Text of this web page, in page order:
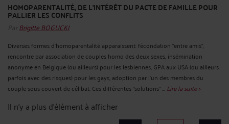
HOMOPARENTALITÉ, DE L'INTÉRÊT DU PACTE DE FAMILLE POUR
PALLIER LES CONFLITS
Par Brigitte BOGUCKI
Diverses formes d'homoparentalité apparaissent: fécondation "entre amis",
rencontre par association de couples homo des deux sexes, insémination
anonyme en Belgique (ou ailleurs) pour les lesbiennes, GPA aux USA (ou ailleurs
parfois avec des risques) pour les gays, adoption par l'un des membres du
couple sous couvert de célibat. Ces différentes "solutions" ... Lire la suite >
Il n'y a plus d'élément à afficher